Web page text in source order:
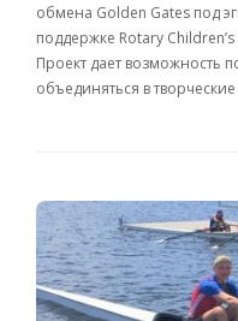
обмена Golden Gates под
поддержке Rotary
Проект дает возможность
объединяться в